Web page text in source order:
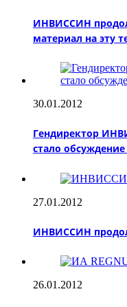
ИНВИССИН
материал на эту
30.01.2012
Гендиректор
стало
27.01.2012
ИНВИССИН
26.01.2012